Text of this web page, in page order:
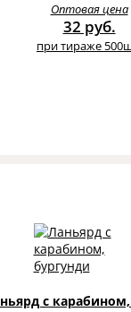
Оптовая цена
32 руб.
при тираже
с